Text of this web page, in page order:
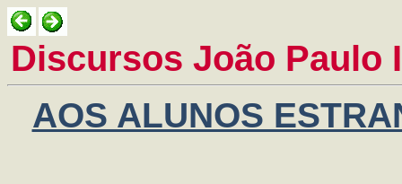
Discursos João Paulo
AOS ALUNOS